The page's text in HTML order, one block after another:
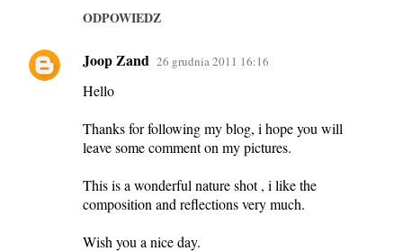
ODPOWIEDZ
Joop Zand 26 grudnia 2011 16:16
Hello
Thanks for following my blog, i hope you will
leave some comment on my pictures.
This is a wonderful nature shot , i like the
composition and reflections very much.
Wish you a nice day.